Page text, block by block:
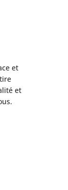
et
et